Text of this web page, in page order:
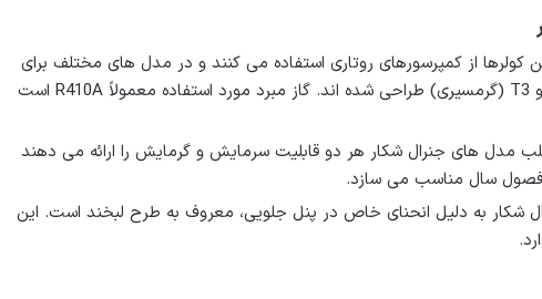
کولرها از کمپرسورهای روتاری استفاده می کنند و در مدل های مختلف برای
مناطق آب و هوایی T2 (معتدل) و T3 (گرمسیری) طراحی شده اند. گاز مبرد مورد استفاده معمولاً R410A است
مدل های جنرال شکار هر دو قابلیت سرمایش و گرمایش را ارائه می دهند
فصول سال مناسب می سازد.
شکار به دلیل انحنای خاص در پنل جلویی، معروف به طرح لبخند است. این